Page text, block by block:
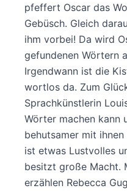
pfeffert Oscar das
Gebüsch. Gleich
ihm vorbei! Da wird
gefundenen Wörtern
Irgendwann ist die
wortlos da. Zum
Sprachkünstlerin
Wörter machen kann
behutsamer mit
ist etwas Lustvolles
besitzt große Macht.
erzählen Rebecca